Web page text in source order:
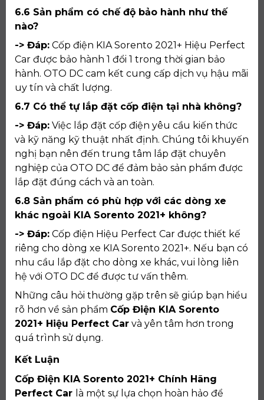
6.6 Sản phẩm có chế độ bảo hành như thế
nào?
-> Đáp: Cốp điện KIA Sorento 2021+ Hiệu Perfect
Car được bảo hành 1 đổi 1 trong thời gian bảo
hành. OTO DC cam kết cung cấp dịch vụ hậu mãi
uy tín và chất lượng.
6.7 Có thể tự lắp đặt cốp điện tại nhà không?
-> Đáp: Việc lắp đặt cốp điện yêu cầu kiến thức
và kỹ năng kỹ thuật nhất định. Chúng tôi khuyến
nghị bạn nên đến trung tâm lắp đặt chuyên
nghiệp của OTO DC để đảm bảo sản phẩm được
lắp đặt đúng cách và an toàn.
6.8 Sản phẩm có phù hợp với các dòng xe
khác ngoài KIA Sorento 2021+ không?
-> Đáp: Cốp điện Hiệu Perfect Car được thiết kế
riêng cho dòng xe KIA Sorento 2021+. Nếu bạn có
nhu cầu lắp đặt cho dòng xe khác, vui lòng liên
hệ với OTO DC để được tư vấn thêm.
Những câu hỏi thường gặp trên sẽ giúp bạn hiểu
rõ hơn về sản phẩm Cốp Điện KIA Sorento
2021+ Hiệu Perfect Car và yên tâm hơn trong
quá trình sử dụng.
Kết Luận
Cốp Điện KIA Sorento 2021+ Chính Hãng
Perfect Car là một sự lựa chọn hoàn hảo để